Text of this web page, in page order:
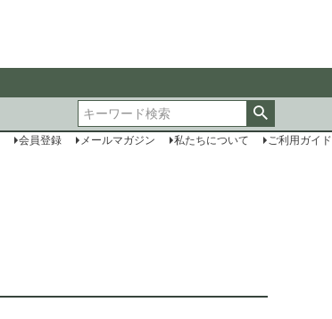
会員登録 メールマガジン 私たちについて
ご利用ガイド